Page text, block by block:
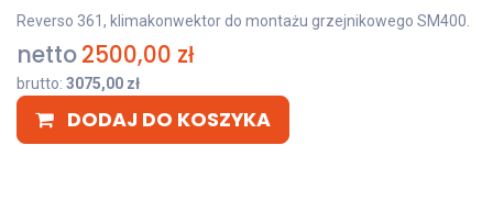
Reverso 361, klimakonwektor do montażu grzejnikowego SM400.
netto2500,00 zł
brutto: 3075,00 zł
DODAJ DO KOSZYKA